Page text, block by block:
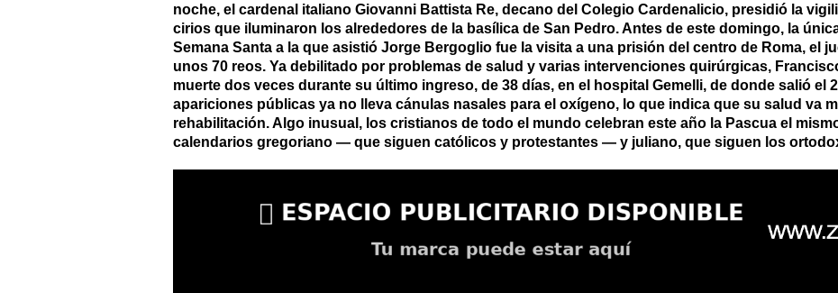
noche, el cardenal italiano Giovanni Battista Re, decano del Colegio Cardenalicio, presidió la
cirios que iluminaron los alrededores de la basílica de San Pedro. Antes de este domingo, la
Semana Santa a la que asistió Jorge Bergoglio fue la visita a una prisión del centro de Roma, el
unos 70 reos. Ya debilitado por problemas de salud y varias intervenciones quirúrgicas,
muerte dos veces durante su último ingreso, de 38 días, en el hospital Gemelli, de donde salió el
apariciones públicas ya no lleva cánulas nasales para el oxígeno, lo que indica que su salud va
rehabilitación. Algo inusual, los cristianos de todo el mundo celebran este año la Pascua el
calendarios gregoriano — que siguen católicos y protestantes — y juliano, que siguen los